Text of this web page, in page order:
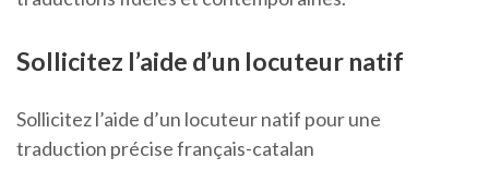
Sollicitez l’aide d’un locuteur natif
Sollicitez l’aide d’un locuteur natif pour une
traduction précise français-catalan